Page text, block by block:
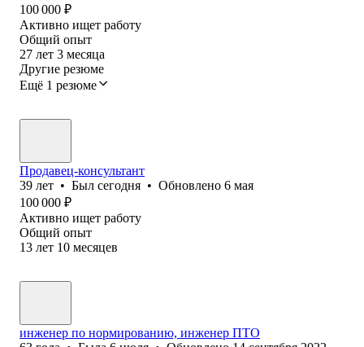
100 000 ₽
Активно ищет работу
Общий опыт
27 лет 3 месяца
Другие резюме
Ещё 1 резюме
Продавец-консультант
39 лет • Был сегодня • Обновлено 6 мая
100 000 ₽
Активно ищет работу
Общий опыт
13 лет 10 месяцев
инженер по нормированию, инженер ПТО